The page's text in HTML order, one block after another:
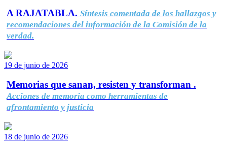
A RAJATABLA. Síntesis comentada de los hallazgos y
recomendaciones del información de la Comisión de la
verdad.
19 de junio de 2026
Memorias que sanan, resisten y transforman .
Acciones de memoria como herramientas de
afrontamiento y justicia
18 de junio de 2026